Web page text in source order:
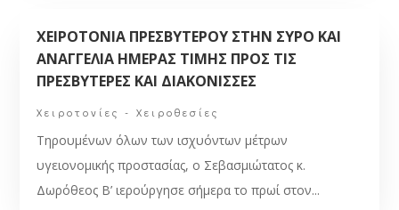
ΧΕΙΡΟΤΟΝΙΑ ΠΡΕΣΒΥΤΕΡΟΥ ΣΤΗΝ ΣΥΡΟ ΚΑΙ
ΑΝΑΓΓΕΛΙΑ ΗΜΕΡΑΣ ΤΙΜΗΣ ΠΡΟΣ ΤΙΣ
ΠΡΕΣΒΥΤΕΡΕΣ ΚΑΙ ΔΙΑΚΟΝΙΣΣΕΣ
Χειροτονίες - Χειροθεσίες
Τηρουμένων όλων των ισχυόντων μέτρων
υγειονομικής προστασίας, ο Σεβασμιώτατος κ.
Δωρόθεος Β’ ιερούργησε σήμερα το πρωί στον...